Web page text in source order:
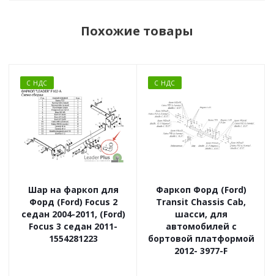
Похожие товары
С НДС
Шар на фаркоп для
Форд (Ford) Focus 2
седан 2004-2011, (Ford)
Focus 3 седан 2011-
1554281223
С НДС
Фаркоп Форд (Ford)
Transit Chassis Cab,
шасси, для
автомобилей с
бортовой платформой
2012- 3977-F